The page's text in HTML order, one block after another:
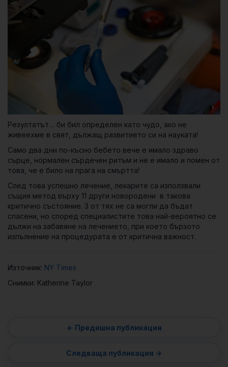
Резултатът… би бил определен като чудо, ако не
живеехме в свят, дължащ развитието си на науката!
Само два дни по-късно бебето вече е имало здраво
сърце, нормален сърдечен ритъм и не е имало и помен от
това, че е било на прага на смъртта!
След това успешно лечение, лекарите са използвали
същия метод върху 11 други новородени в такова
критично състояние. 3 от тях не са могли да бъдат
спасени, но според специалистите това най-вероятно се
дължи на забавяне на лечението, при което бързото
изпълнение на процедурата е от критична важност.
Източник: NY Times
Снимки: Katherine Taylor